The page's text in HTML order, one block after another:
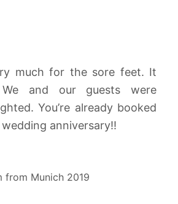
much for the sore feet. It
and our guests were
You’re already booked
anniversary!!
from Munich 2019